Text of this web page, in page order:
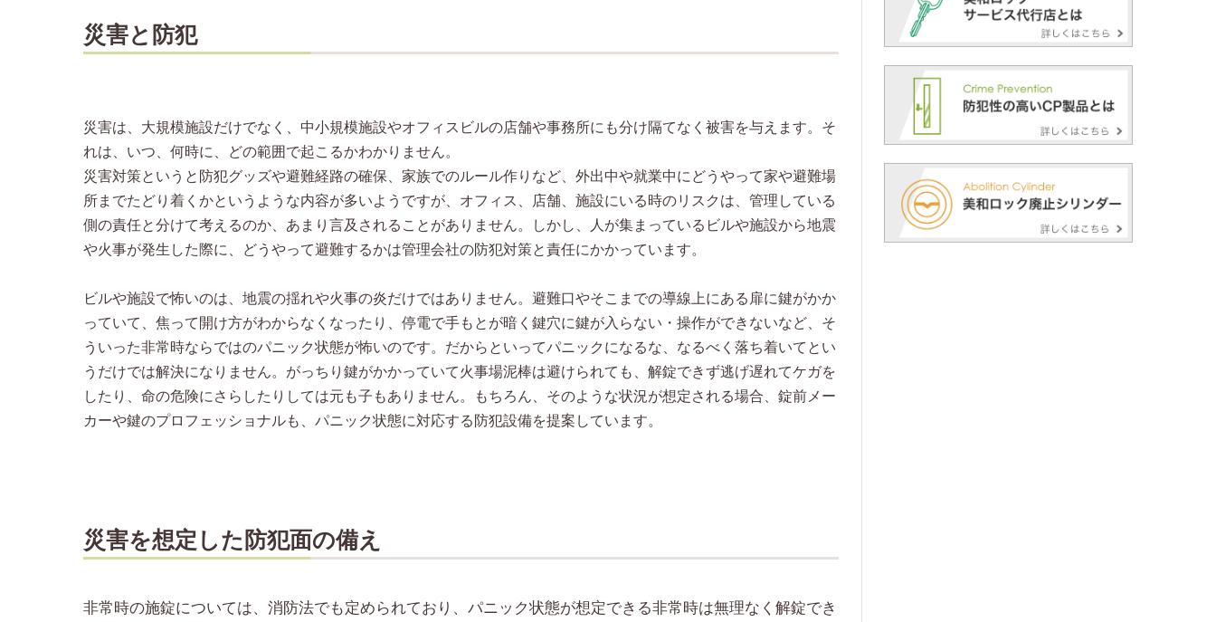
災害と防犯
災害は、大規模施設だけでなく、中小規模施設やオフィスビルの店舗や事務所にも分け隔てなく被害を与えます。そ
れは、いつ、何時に、どの範囲で起こるかわかりません。
災害対策というと防犯グッズや避難経路の確保、家族でのルール作りなど、外出中や就業中にどうやって家や避難場
所までたどり着くかというような内容が多いようですが、オフィス、店舗、施設にいる時のリスクは、管理している
側の責任と分けて考えるのか、あまり言及されることがありません。しかし、人が集まっているビルや施設から地震
や火事が発生した際に、どうやって避難するかは管理会社の防犯対策と責任にかかっています。
ビルや施設で怖いのは、地震の揺れや火事の炎だけではありません。避難口やそこまでの導線上にある扉に鍵がかか
っていて、焦って開け方がわからなくなったり、停電で手もとが暗く鍵穴に鍵が入らない・操作ができないなど、そ
ういった非常時ならではのパニック状態が怖いのです。だからといってパニックになるな、なるべく落ち着いてとい
うだけでは解決になりません。がっちり鍵がかかっていて火事場泥棒は避けられても、解錠できず逃げ遅れてケガを
したり、命の危険にさらしたりしては元も子もありません。もちろん、そのような状況が想定される場合、錠前メー
カーや鍵のプロフェッショナルも、パニック状態に対応する防犯設備を提案しています。
災害を想定した防犯面の備え
非常時の施錠については、消防法でも定められており、パニック状態が想定できる非常時は無理なく解錠でき